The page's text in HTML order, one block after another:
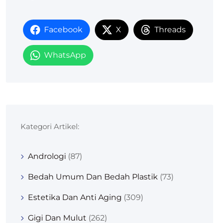
Facebook X Threads
WhatsApp
Kategori Artikel:
Andrologi (87)
Bedah Umum Dan Bedah Plastik (73)
Estetika Dan Anti Aging (309)
Gigi Dan Mulut (262)